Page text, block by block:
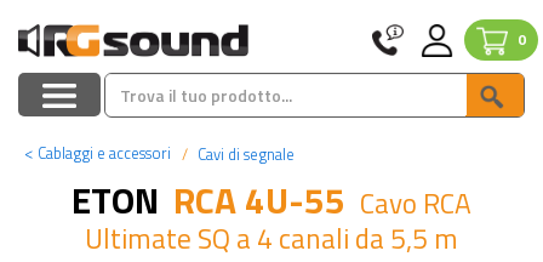
0
< Cablaggi e accessori Cavi di segnale
ETON RCA 4U-55 Cavo RCA
Ultimate SQ a 4 canali da 5,5 m